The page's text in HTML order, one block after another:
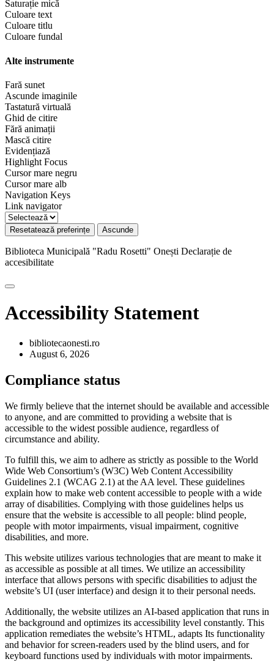
Saturație mică
Culoare text
Culoare titlu
Culoare fundal
Alte instrumente
Fară sunet
Ascunde imaginile
Tastatură virtuală
Ghid de citire
Fără animații
Mască citire
Evidențiază
Highlight Focus
Cursor mare negru
Cursor mare alb
Navigation Keys
Link navigator
Resetatează preferințe Ascunde
Biblioteca Municipală "Radu Rosetti" Onești Declarație de
accesibilitate
Accessibility Statement
bibliotecaonesti.ro
August 6, 2026
Compliance status
We firmly believe that the internet should be available and accessible
to anyone, and are committed to providing a website that is
accessible to the widest possible audience, regardless of
circumstance and ability.
To fulfill this, we aim to adhere as strictly as possible to the World
Wide Web Consortium’s (W3C) Web Content Accessibility
Guidelines 2.1 (WCAG 2.1) at the AA level. These guidelines
explain how to make web content accessible to people with a wide
array of disabilities. Complying with those guidelines helps us
ensure that the website is accessible to all people: blind people,
people with motor impairments, visual impairment, cognitive
disabilities, and more.
This website utilizes various technologies that are meant to make it
as accessible as possible at all times. We utilize an accessibility
interface that allows persons with specific disabilities to adjust the
website’s UI (user interface) and design it to their personal needs.
Additionally, the website utilizes an AI-based application that runs in
the background and optimizes its accessibility level constantly. This
application remediates the website’s HTML, adapts Its functionality
and behavior for screen-readers used by the blind users, and for
keyboard functions used by individuals with motor impairments.